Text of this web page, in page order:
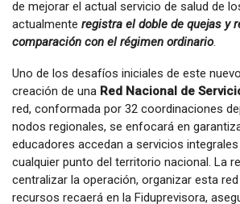
de mejorar el actual servicio de salud de
actualmente registra el doble de quejas y
comparación con el régimen ordinario.
Uno de los desafíos iniciales de este
creación de una Red Nacional de
red, conformada por 32 coordinaciones
nodos regionales, se enfocará en
educadores accedan a servicios
cualquier punto del territorio nacional. La
centralizar la operación, organizar esta
recursos recaerá en la Fiduprevisora,